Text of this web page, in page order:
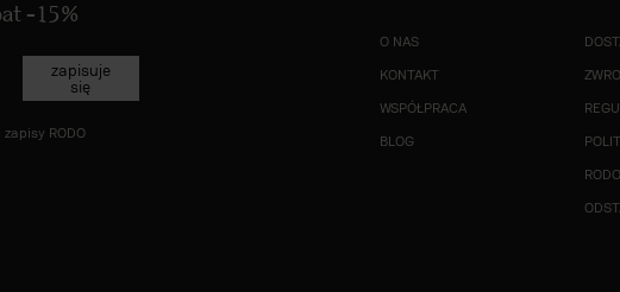
-15%
zapisuje
się
i zapisy RODO
O NAS
KONTAKT
WSPÓŁPRACA
BLOG
RODO